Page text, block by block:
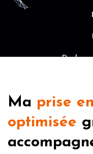
Douleur
Ma prise
optimisée